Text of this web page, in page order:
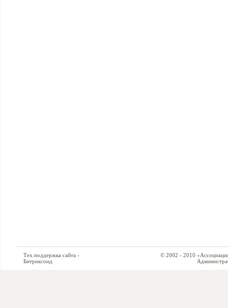
Тех.поддержка сайта -
Битриксоид
© 2002 - 2010 «Ассоциация